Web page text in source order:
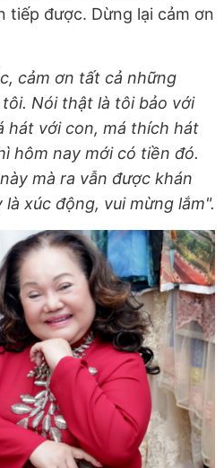
tiếp được. Dừng lại cảm ơn
cảm ơn tất cả những
Nói thật là tôi bảo với
hát với con, má thích hát
hôm nay mới có tiền đó.
mà ra vẫn được khán
xúc động, vui mừng lắm".